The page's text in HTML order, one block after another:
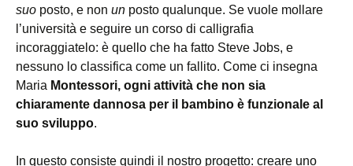
suo posto, e non un posto qualunque. Se vuole mollare
l’università e seguire un corso di calligrafia
incoraggiatelo: è quello che ha fatto Steve Jobs, e
nessuno lo classifica come un fallito. Come ci insegna
Maria Montessori, ogni attività che non sia
chiaramente dannosa per il bambino è funzionale al
suo sviluppo.
In questo consiste quindi il nostro progetto: creare uno